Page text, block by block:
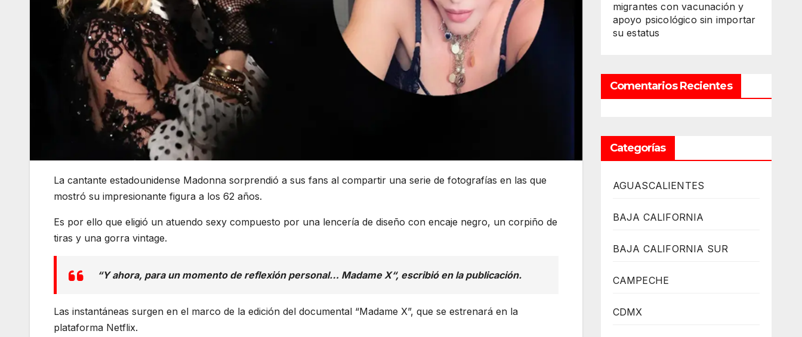
La cantante estadounidense Madonna sorprendió a sus fans al compartir una serie de fotografías en las que
mostró su impresionante figura a los 62 años.
Es por ello que eligió un atuendo sexy compuesto por una lencería de diseño con encaje negro, un corpiño de
tiras y una gorra vintage.
“Y ahora, para un momento de reflexión personal… Madame X“, escribió en la publicación.
Las instantáneas surgen en el marco de la edición del documental “Madame X”, que se estrenará en la
plataforma Netflix.
migrantes con vacunación y
apoyo psicológico sin importar
su estatus
Comentarios Recientes
Categorías
AGUASCALIENTES
BAJA CALIFORNIA
BAJA CALIFORNIA SUR
CAMPECHE
CDMX